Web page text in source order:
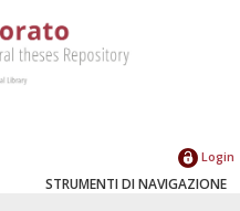
Login
STRUMENTI DI NAVIGAZIONE